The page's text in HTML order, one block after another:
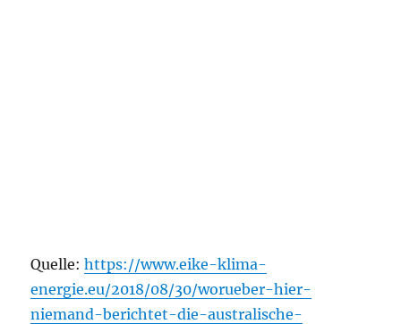
Quelle:https://www.eike-klima-
energie.eu/2018/08/30/worueber-hier-
niemand-berichtet-die-australische-